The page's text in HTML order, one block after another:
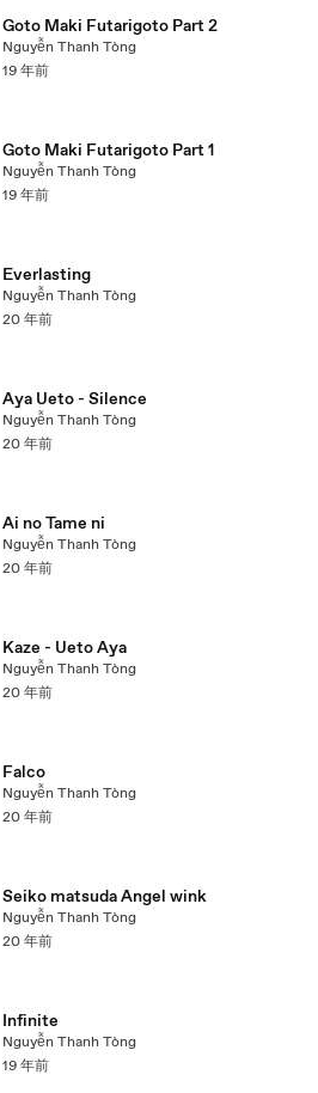
Goto Maki Futarigoto Part 2
Nguyễn Thanh Tòng
19 年前
Goto Maki Futarigoto Part 1
Nguyễn Thanh Tòng
19 年前
Everlasting
Nguyễn Thanh Tòng
20 年前
Aya Ueto - Silence
Nguyễn Thanh Tòng
20 年前
Ai no Tame ni
Nguyễn Thanh Tòng
20 年前
Kaze - Ueto Aya
Nguyễn Thanh Tòng
20 年前
Falco
Nguyễn Thanh Tòng
20 年前
Seiko matsuda Angel wink
Nguyễn Thanh Tòng
20 年前
Infinite
Nguyễn Thanh Tòng
19 年前